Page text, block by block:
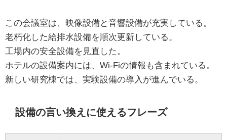
この会議室は、映像設備と音響設備が充実している。
老朽化した給排水設備を順次更新している。
工場内の安全設備を見直した。
ホテルの設備案内には、Wi-Fiの情報も含まれている。
新しい研究棟では、実験設備の導入が進んでいる。
設備の言い換えに使えるフレーズ